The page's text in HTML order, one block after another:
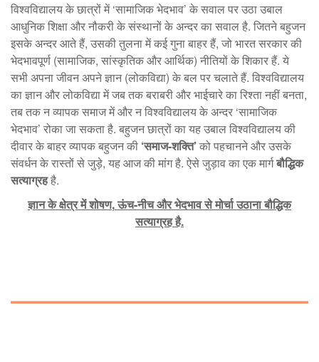
विश्वविद्यालय के छात्रों में ‘सामाजिक भेदभाव’ के सवाल पर उठा उबाल
आधुनिक शिक्षा और नौकरी के संस्थानों के अन्दर का सवाल है. जितने बहुजन
इसके अन्दर आते हैं, उसकी तुलना में कई गुना बाहर हैं, जो भारत सरकार की
भेदभावपूर्ण (सामाजिक, सांस्कृतिक और आर्थिक) नीतियों के शिकार हैं. ये
सभी अपना जीवन अपने ज्ञान (लोकविद्या) के बल पर चलाते हैं. विश्वविद्यालय
का ज्ञान और लोकविद्या में जब तक बराबरी और भाईचारे का रिश्ता नहीं बनता,
तब तक न व्यापक समाज में और न विश्वविद्यालय के अन्दर ‘सामाजिक
भेदभाव’ रोका जा सकता है. बहुजन छात्रों का यह उबाल विश्वविद्यालय की
दीवार के बाहर व्यापक बहुजन की ‘समाज-शक्ति’को पहचानने और उसके
संवर्धन के रास्तों से जुड़े, यह आज की मांग है. ऐसे जुड़ाव का एक मार्गबौद्धिक
सत्याग्रहहै.
ज्ञान के क्षेत्र में शोषण,ऊंच-नीच और भेदभाव से मोर्चा उठाना बौद्धिक
सत्याग्रह है.